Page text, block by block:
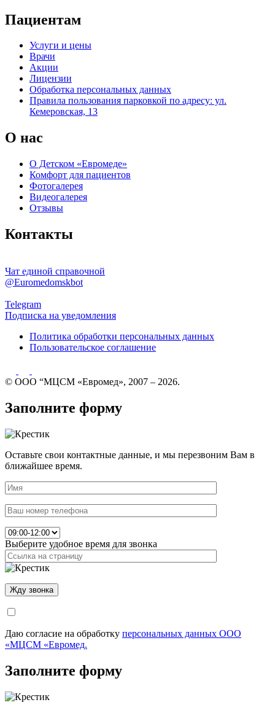
Пациентам
Услуги и цены
Врачи
Акции
Лицензии
Обработка персональных данных
Правила пользования парковкой по адресу: ул.
Кемеровская, 13
О нас
О Детском «Евромеде»
Комфорт для пациентов
Фотогалерея
Видеогалерея
Отзывы
Контакты
Чат единой справочной
@Euromedomskbot
Telegram
Подписка на уведомления
Политика обработки персональных данных
Пользовательское соглашение
© ООО “МЦСМ «Евромед», 2007 – 2026.
Заполните форму
Оставьте свои контактные данные, и мы перезвоним Вам в
ближайшее время.
Выберите удобное время для звонка
Даю согласие на обработку персональных данных ООО
«МЦСМ «Евромед.
Заполните форму